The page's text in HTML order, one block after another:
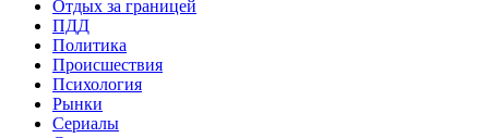
Отдых за границей
ПДД
Политика
Происшествия
Психология
Рынки
Сериалы